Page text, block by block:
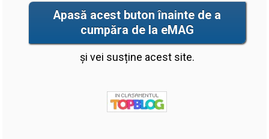
Apasă acest buton înainte de a
cumpăra de la eMAG
și vei susține acest site.